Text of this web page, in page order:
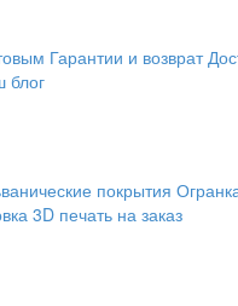
Гарантии и возврат
блог
покрытия
3D печать на заказ